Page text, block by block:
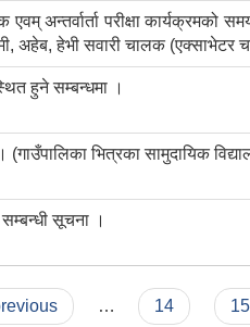
एवम् अन्तर्वार्ता परीक्षा
अहेब, हेभी सवारी चालक (एक्साभेटर
हुने सम्बन्धमा ।
(गाउँपालिका भित्रका सामुदायिक
सम्बन्धी सूचना ।
… 14 15